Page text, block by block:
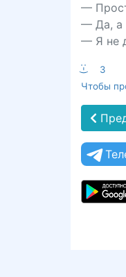
—
— Да, а
— Я не
:-) 3
Чтобы